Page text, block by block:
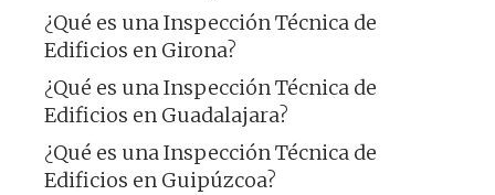
¿Qué es una Inspección Técnica de
Edificios en Girona?
¿Qué es una Inspección Técnica de
Edificios en Guadalajara?
¿Qué es una Inspección Técnica de
Edificios en Guipúzcoa?